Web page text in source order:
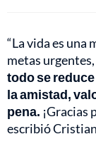
“La vida es una
metas
todo se
la amistad,
pena. ¡Gracias
escribió